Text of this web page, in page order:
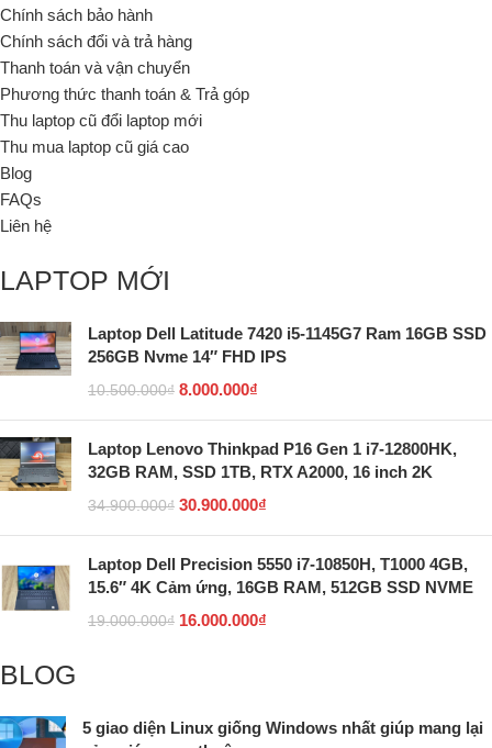
Chính sách bảo hành
Chính sách đổi và trả hàng
Thanh toán và vận chuyển
Phương thức thanh toán & Trả góp
Thu laptop cũ đổi laptop mới
Thu mua laptop cũ giá cao
Blog
FAQs
Liên hệ
LAPTOP MỚI
Laptop Dell Latitude 7420 i5-1145G7 Ram 16GB SSD
256GB Nvme 14″ FHD IPS
10.500.000₫ 8.000.000₫
Laptop Lenovo Thinkpad P16 Gen 1 i7-12800HK,
32GB RAM, SSD 1TB, RTX A2000, 16 inch 2K
34.900.000₫ 30.900.000₫
Laptop Dell Precision 5550 i7-10850H, T1000 4GB,
15.6″ 4K Cảm ứng, 16GB RAM, 512GB SSD NVME
19.000.000₫ 16.000.000₫
BLOG
5 giao diện Linux giống Windows nhất giúp mang lại